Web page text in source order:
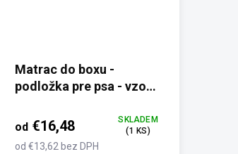
Matrac do boxu -
podložka pre psa - vzor
od €13,62 bez DPH
od €16,48
SKLADEM
(1 KS)